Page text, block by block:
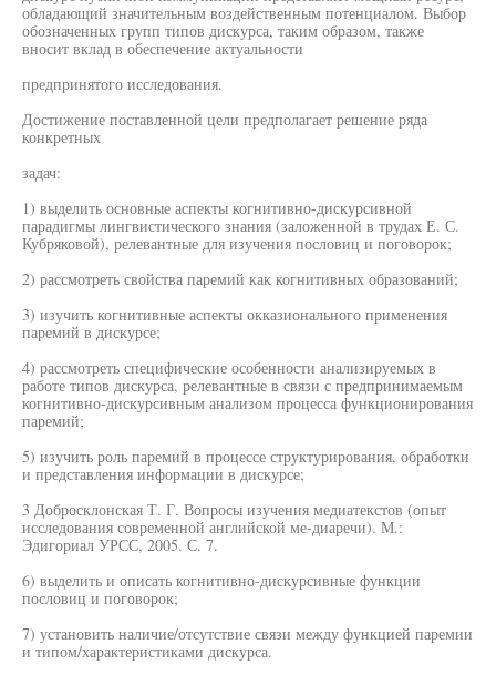
обладающий значительным воздейственным потенциалом. Выбор
обозначенных групп типов дискурса, таким образом, также
вносит вклад в обеспечение актуальности
предпринятого исследования.
Достижение поставленной цели предполагает решение ряда
конкретных
задач:
1) выделить основные аспекты когнитивно-дискурсивной
парадигмы лингвистического знания (заложенной в трудах Е. С.
Кубряковой), релевантные для изучения пословиц и поговорок;
2) рассмотреть свойства паремий как когнитивных образований;
3) изучить когнитивные аспекты окказионального применения
паремий в дискурсе;
4) рассмотреть специфические особенности анализируемых в
работе типов дискурса, релевантные в связи с предпринимаемым
когнитивно-дискурсивным анализом процесса функционирования
паремий;
5) изучить роль паремий в процессе структурирования, обработки
и представления информации в дискурсе;
3 Добросклонская Т. Г. Вопросы изучения медиатекстов (опыт
исследования современной английской ме-диаречи). М.:
Эдигориал УРСС, 2005. С. 7.
6) выделить и описать когнитивно-дискурсивные функции
пословиц и поговорок;
7) установить наличие/отсутствие связи между функцией паремии
и типом/характеристиками дискурса.